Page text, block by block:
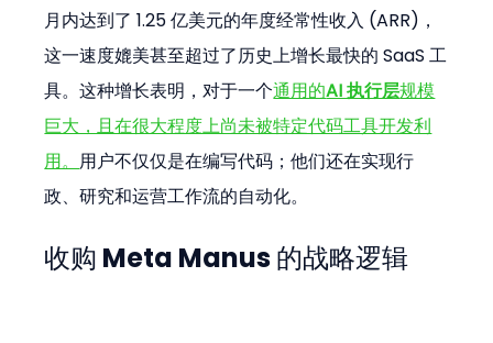
月内达到了 1.25 亿美元的年度经常性收入 (ARR)，
这一速度媲美甚至超过了历史上增长最快的 SaaS 工
具。这种增长表明，对于一个通用的AI 执行层规模
巨大，且在很大程度上尚未被特定代码工具开发利
用。 用户不仅仅是在编写代码；他们还在实现行
政、研究和运营工作流的自动化。
收购 Meta Manus 的战略逻辑